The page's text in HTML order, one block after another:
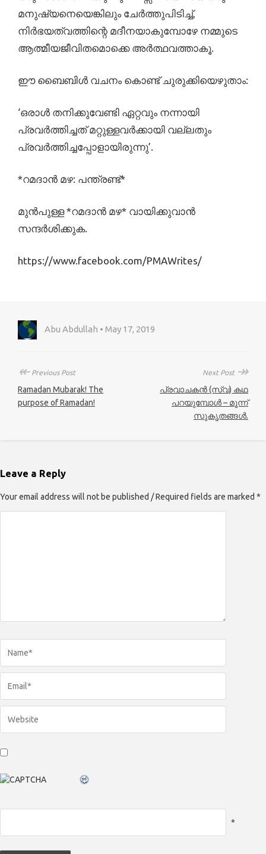
മനുഷ്യനെയെങ്കിലും ചേർത്തുപിടിച്ച്‌,
നിർഭയത്വത്തിന്റെ മദീനയാകുമ്പോഴേ‌ നമ്മുടെ
ആത്മീയജീവിതമൊക്കെ അർത്ഥവത്താകൂ.
ഈ ബൈബിൾ വചനം കൊണ്ട്‌ ചുരുക്കിയെഴുതാം:
‘ഒരാൾ തനിക്കുവേണ്ടി ഏറ്റവും നന്നായി
പ്രവർത്തിച്ചത്‌‌ മറ്റുള്ളവർക്കായി വല്ലതും
പ്രവർത്തിച്ചപ്പോളായിരുന്നു’.
*റമദാൻ മഴ: പന്ത്രണ്ട്‌*
മുൻപുള്ള *റമദാൻ മഴ* വായിക്കുവാൻ
സന്ദർശിക്കുക.
https://www.facebook.com/PMAWrites/
Abu Abdullah • May 17, 2019
↞Previous Post
Ramadan Mubarak! The
purpose of Ramadan!
Next Post ↠
പ്രവാചകൻ (സ്വ) കഥ
പറയുമ്പോൾ – മൂന്ന്
സുകൃതങ്ങൾ.
Leave a Reply
Your email address will not be published / Required fields are marked *
*